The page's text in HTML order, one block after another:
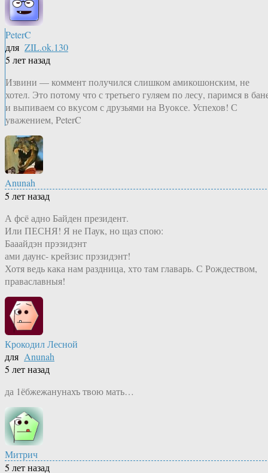
PeterC
для ZIL.ok.130
5 лет назад
Извини — коммент получился слишком амикошонским, не
хотел. Это потому что с третьего гуляем по лесу, паримся в
и выпиваем со вкусом с друзьями на Вуоксе. Успехов! С
уважением, PeterC
Anunah
5 лет назад
А фсё адно Байден президент.
Или ПЕСНЯ! Я не Паук, но щаз спою:
Бааайдэн прэзидэнт
ами даунс- крейзис прэзидэнт!
Хотя ведь кака нам раздница, хто там главарь. С Рождеством,
праваславныя!
Крокодил Лесной
для Anunah
5 лет назад
да 1ёбжежанунахъ твою мать…
Митрич
5 лет назад